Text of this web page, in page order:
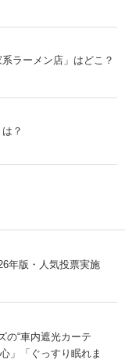
ラーメン店」はどこ？
？
年版・人気投票実施
の“車内遮光カーテ
」「ぐっすり眠れま